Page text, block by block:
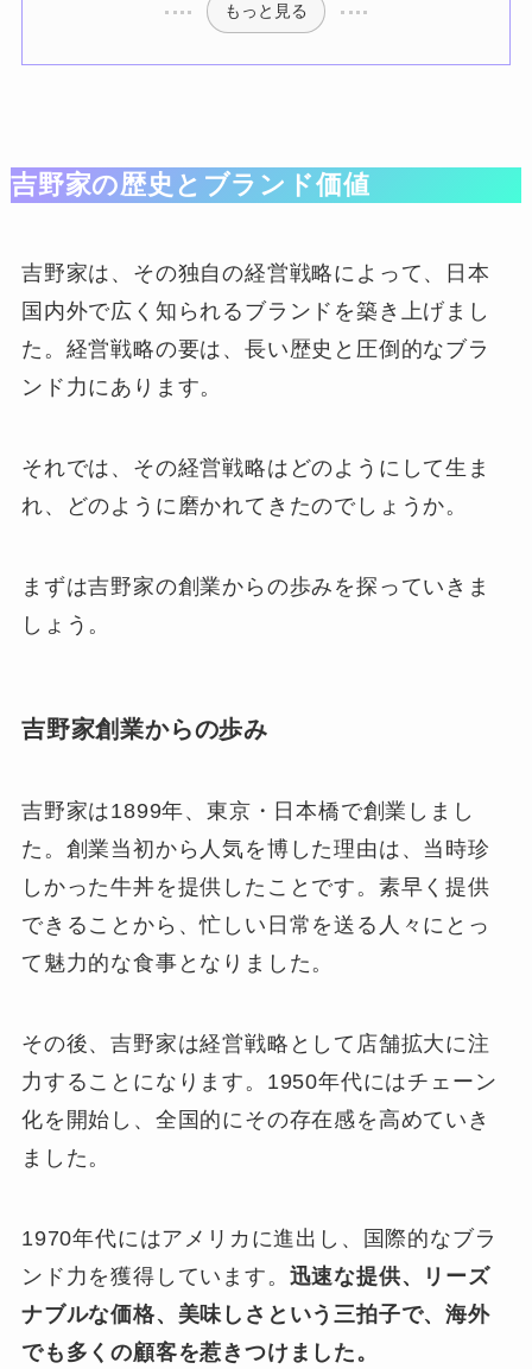
もっと見る
吉野家の歴史とブランド価値
吉野家は、その独自の経営戦略によって、日本
国内外で広く知られるブランドを築き上げまし
た。経営戦略の要は、長い歴史と圧倒的なブラ
ンド力にあります。
それでは、その経営戦略はどのようにして生ま
れ、どのように磨かれてきたのでしょうか。
まずは吉野家の創業からの歩みを探っていきま
しょう。
吉野家創業からの歩み
吉野家は1899年、東京・日本橋で創業しまし
た。創業当初から人気を博した理由は、当時珍
しかった牛丼を提供したことです。素早く提供
できることから、忙しい日常を送る人々にとっ
て魅力的な食事となりました。
その後、吉野家は経営戦略として店舗拡大に注
力することになります。1950年代にはチェーン
化を開始し、全国的にその存在感を高めていき
ました。
1970年代にはアメリカに進出し、国際的なブラ
ンド力を獲得しています。 迅速な提供、リーズ
ナブルな価格、美味しさという三拍子で、海外
でも多くの顧客を惹きつけました。